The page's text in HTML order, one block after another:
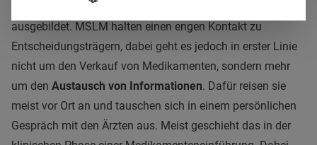
Regel werden sie dann in den Pharmaunternehmen weiter
ausgebildet. MSLM halten einen engen Kontakt zu
Entscheidungsträgern, dabei geht es jedoch in erster Linie
nicht um den Verkauf von Medikamenten, sondern mehr
um den Austausch von Informationen. Dafür reisen sie
meist vor Ort an und tauschen sich in einem persönlichen
Gespräch mit den Ärzten aus. Meist geschieht das in der